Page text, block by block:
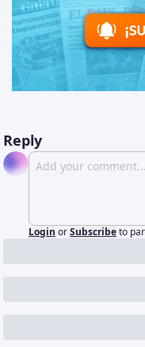
Reply
Login orSubscribeto